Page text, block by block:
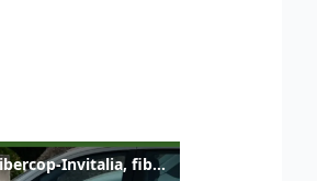
Sottoscritte le convenzioni Fibercop-Invitalia, fibra ottica per 477 mila civici